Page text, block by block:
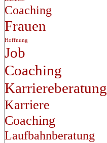
Coaching
Frauen
Hoffnung
Job
Coaching
Karriereberatung
Karriere
Coaching
Laufbahnberatung